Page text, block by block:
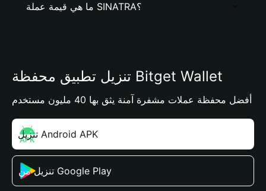
ما هي قيمة عملة SINATRA؟
تنزيل تطبيق محفظة Bitget Wallet
أفضل محفظة عملات مشفرة آمنة يثق بها 40 مليون مستخدم
تنزيل Android APK
تنزيل من Google Play